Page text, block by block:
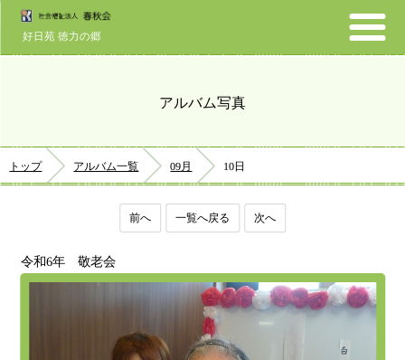
好日苑 徳力の郷
アルバム写真
トップ アルバム一覧 09月 10日
前へ 一覧へ戻る 次へ
令和6年 敬老会